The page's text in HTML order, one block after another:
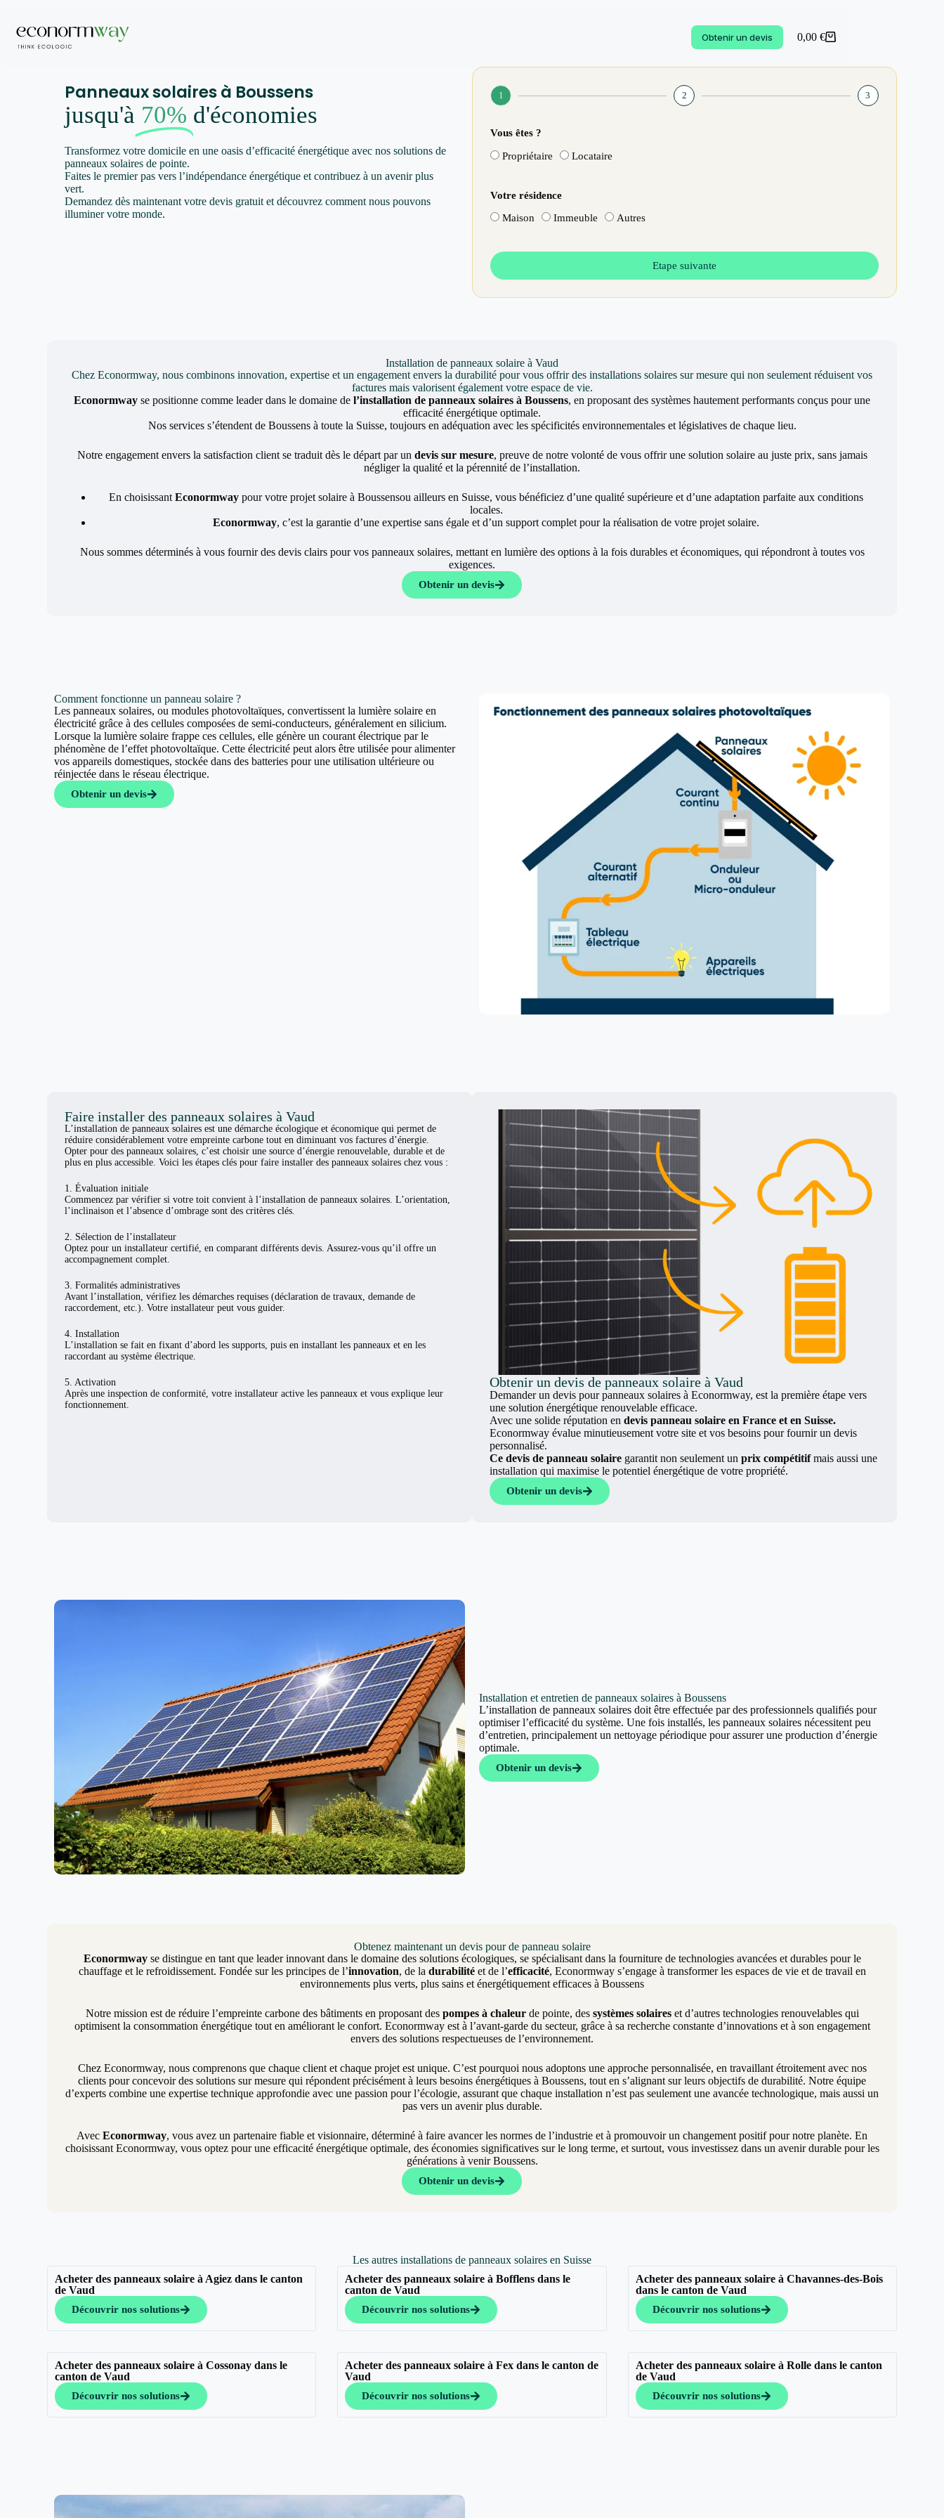
Obtenir un devis 0,00 €
Panneaux solaires à Boussens
jusqu'à 70% d'économies
Transformez votre domicile en une oasis d’efficacité énergétique avec nos solutions de
panneaux solaires de pointe.
Faites le premier pas vers l’indépendance énergétique et contribuez à un avenir plus
vert.
Demandez dès maintenant votre devis gratuit et découvrez comment nous pouvons
illuminer votre monde.
1 2 3
Vous êtes ?
Propriétaire Locataire
Votre résidence
Maison Immeuble Autres
Etape suivante
Installation de panneaux solaire à Vaud
Chez Econormway, nous combinons innovation, expertise et un engagement envers la durabilité pour vous offrir des installations solaires sur mesure qui non seulement réduisent vos
factures mais valorisent également votre espace de vie.
Econormway se positionne comme leader dans le domaine de l’installation de panneaux solaires à Boussens, en proposant des systèmes hautement performants conçus pour une
efficacité énergétique optimale.
Nos services s’étendent de Boussens à toute la Suisse, toujours en adéquation avec les spécificités environnementales et législatives de chaque lieu.
Notre engagement envers la satisfaction client se traduit dès le départ par un devis sur mesure, preuve de notre volonté de vous offrir une solution solaire au juste prix, sans jamais
négliger la qualité et la pérennité de l’installation.
En choisissant Econormway pour votre projet solaire à Boussensou ailleurs en Suisse, vous bénéficiez d’une qualité supérieure et d’une adaptation parfaite aux conditions
locales.
Econormway, c’est la garantie d’une expertise sans égale et d’un support complet pour la réalisation de votre projet solaire.
Nous sommes déterminés à vous fournir des devis clairs pour vos panneaux solaires, mettant en lumière des options à la fois durables et économiques, qui répondront à toutes vos
exigences.
Obtenir un devis
Comment fonctionne un panneau solaire ?
Les panneaux solaires, ou modules photovoltaïques, convertissent la lumière solaire en
électricité grâce à des cellules composées de semi-conducteurs, généralement en silicium.
Lorsque la lumière solaire frappe ces cellules, elle génère un courant électrique par le
phénomène de l’effet photovoltaïque. Cette électricité peut alors être utilisée pour alimenter
vos appareils domestiques, stockée dans des batteries pour une utilisation ultérieure ou
réinjectée dans le réseau électrique.
Obtenir un devis
Faire installer des panneaux solaires à Vaud
L’installation de panneaux solaires est une démarche écologique et économique qui permet de
réduire considérablement votre empreinte carbone tout en diminuant vos factures d’énergie.
Opter pour des panneaux solaires, c’est choisir une source d’énergie renouvelable, durable et de
plus en plus accessible. Voici les étapes clés pour faire installer des panneaux solaires chez vous :
1. Évaluation initiale
Commencez par vérifier si votre toit convient à l’installation de panneaux solaires. L’orientation,
l’inclinaison et l’absence d’ombrage sont des critères clés.
2. Sélection de l’installateur
Optez pour un installateur certifié, en comparant différents devis. Assurez-vous qu’il offre un
accompagnement complet.
3. Formalités administratives
Avant l’installation, vérifiez les démarches requises (déclaration de travaux, demande de
raccordement, etc.). Votre installateur peut vous guider.
4. Installation
L’installation se fait en fixant d’abord les supports, puis en installant les panneaux et en les
raccordant au système électrique.
5. Activation
Après une inspection de conformité, votre installateur active les panneaux et vous explique leur
fonctionnement.
Obtenir un devis de panneaux solaire à Vaud
Demander un devis pour panneaux solaires à Econormway, est la première étape vers
une solution énergétique renouvelable efficace.
Avec une solide réputation en devis panneau solaire en France et en Suisse.
Econormway évalue minutieusement votre site et vos besoins pour fournir un devis
personnalisé.
Ce devis de panneau solaire garantit non seulement un prix compétitifmais aussi une
installation qui maximise le potentiel énergétique de votre propriété.
Obtenir un devis
Installation et entretien de panneaux solaires à Boussens
L’installation de panneaux solaires doit être effectuée par des professionnels qualifiés pour
optimiser l’efficacité du système. Une fois installés, les panneaux solaires nécessitent peu
d’entretien, principalement un nettoyage périodique pour assurer une production d’énergie
optimale.
Obtenir un devis
Obtenez maintenant un devis pour de panneau solaire
Econormwayse distingue en tant que leader innovant dans le domaine des solutions écologiques, se spécialisant dans la fourniture de technologies avancées et durables pour le
chauffage et le refroidissement. Fondée sur les principes de l’innovation, de la durabilitéet de l’efficacité, Econormway s’engage à transformer les espaces de vie et de travail en
environnements plus verts, plus sains et énergétiquement efficaces à Boussens
Notre mission est de réduire l’empreinte carbone des bâtiments en proposant des pompes à chaleurde pointe, des systèmes solaireset d’autres technologies renouvelables qui
optimisent la consommation énergétique tout en améliorant le confort. Econormway est à l’avant-garde du secteur, grâce à sa recherche constante d’innovations et à son engagement
envers des solutions respectueuses de l’environnement.
Chez Econormway, nous comprenons que chaque client et chaque projet est unique. C’est pourquoi nous adoptons une approche personnalisée, en travaillant étroitement avec nos
clients pour concevoir des solutions sur mesure qui répondent précisément à leurs besoins énergétiques à Boussens, tout en s’alignant sur leurs objectifs de durabilité. Notre équipe
d’experts combine une expertise technique approfondie avec une passion pour l’écologie, assurant que chaque installation n’est pas seulement une avancée technologique, mais aussi un
pas vers un avenir plus durable.
Avec Econormway, vous avez un partenaire fiable et visionnaire, déterminé à faire avancer les normes de l’industrie et à promouvoir un changement positif pour notre planète. En
choisissant Econormway, vous optez pour une efficacité énergétique optimale, des économies significatives sur le long terme, et surtout, vous investissez dans un avenir durable pour les
générations à venir Boussens.
Obtenir un devis
Les autres installations de panneaux solaires en Suisse
Acheter des panneaux solaire à Agiez dans le canton
de Vaud
Découvrir nos solutions
Acheter des panneaux solaire à Bofflens dans le
canton de Vaud
Découvrir nos solutions
Acheter des panneaux solaire à Chavannes-des-Bois
dans le canton de Vaud
Découvrir nos solutions
Acheter des panneaux solaire à Cossonay dans le
canton de Vaud
Découvrir nos solutions
Acheter des panneaux solaire à Fex dans le canton de
Vaud
Découvrir nos solutions
Acheter des panneaux solaire à Rolle dans le canton
de Vaud
Découvrir nos solutions